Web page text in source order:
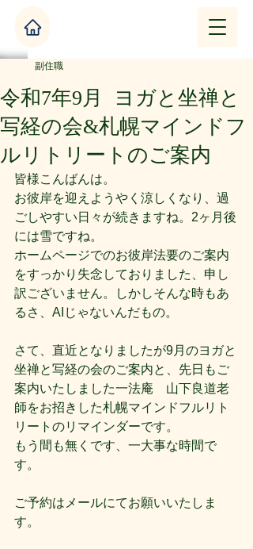
令和7年9月 ヨガと坐禅と
写経の会&札幌マインドフ
ルリトリートのご案内
副住職
皆様こんばんは。
お彼岸を迎えようやく涼しくなり、過
ごしやすい日々が続きますね。2ヶ月後
には雪ですね。
ホームページでのお彼岸法要のご案内
をすっかり失念しておりました、申し
訳ございません。しかしそんな時もあ
るさ、AIじゃないんだもの。
さて、直近となりましたが9月のヨガと
坐禅と写経の会のご案内と、先日もご
案内いたしました一法庵　山下良道老
師をお招きした札幌マインドフルリト
リートのリマインダーです。
もう間も無くです、一大事な時間で
す。
ご予約はメールにてお願いいたしま
す。